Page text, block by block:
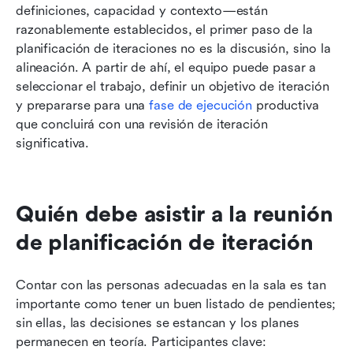
definiciones, capacidad y contexto—están
razonablemente establecidos, el primer paso de la
planificación de iteraciones no es la discusión, sino la
alineación. A partir de ahí, el equipo puede pasar a
seleccionar el trabajo, definir un objetivo de iteración
y prepararse para una fase de ejecución productiva
que concluirá con una revisión de iteración
significativa.
Quién debe asistir a la reunión
de planificación de iteración
Contar con las personas adecuadas en la sala es tan
importante como tener un buen listado de pendientes;
sin ellas, las decisiones se estancan y los planes
permanecen en teoría. Participantes clave: